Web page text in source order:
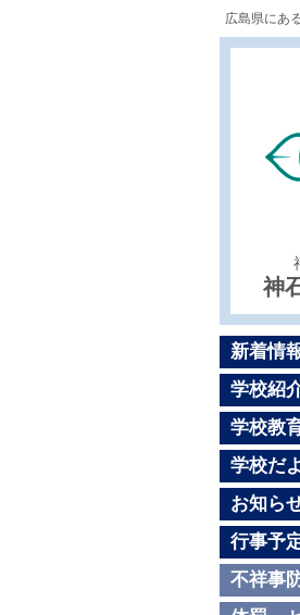
広島県にあ
神
新着情
学校紹
学校教
学校だ
お知ら
行事予
不祥事